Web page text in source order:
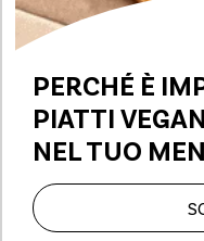
PERCHÉ È
PIATTI
NEL TUO